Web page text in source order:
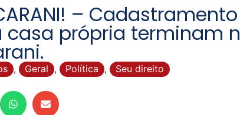
–
casa própria terminam
, Geral , Política , Seu direito